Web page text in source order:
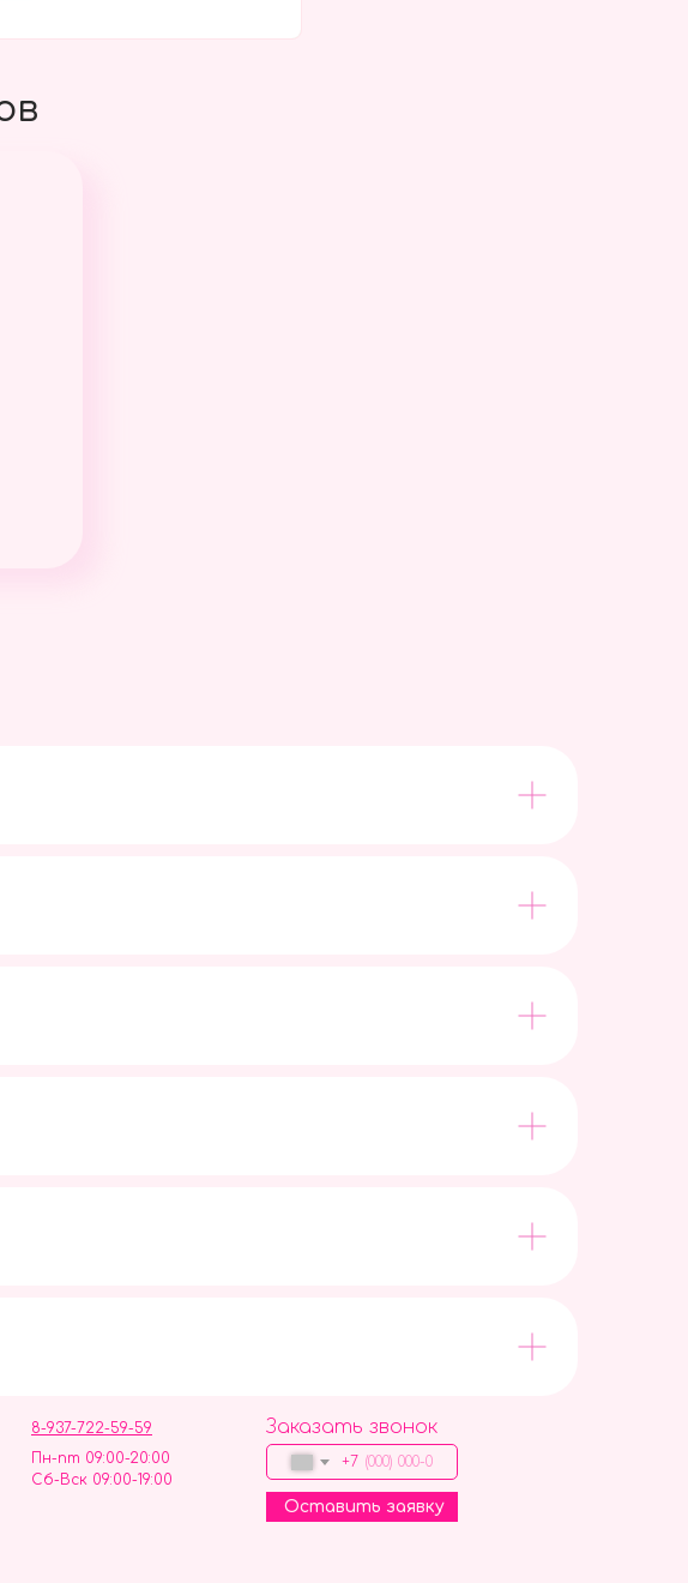
8-937-722-59-59
Пн-пт 09:00-20:00
Сб-Вск 09:00-19:00
Заказать звонок
+7
Оставить заявку